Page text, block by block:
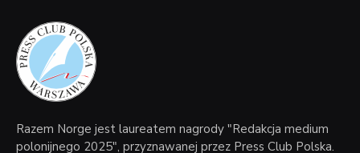
Razem Norge jest laureatem nagrody "Redakcja medium
polonijnego 2025", przyznawanej przez Press Club Polska.